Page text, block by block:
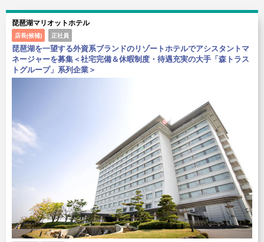
琵琶湖マリオットホテル
店長(候補) 正社員
琵琶湖を一望する外資系ブランドのリゾートホテルでアシスタントマ
ネージャーを募集＜社宅完備＆休暇制度・待遇充実の大手「森トラス
トグループ」系列企業＞